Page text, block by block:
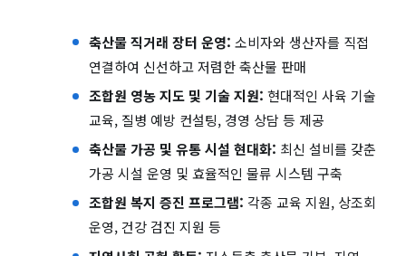
축산물 직거래 장터 운영: 소비자와 생산자를 직접
연결하여 신선하고 저렴한 축산물 판매
조합원 영농 지도 및 기술 지원: 현대적인 사육 기술
교육, 질병 예방 컨설팅, 경영 상담 등 제공
축산물 가공 및 유통 시설 현대화: 최신 설비를 갖춘
가공 시설 운영 및 효율적인 물류 시스템 구축
조합원 복지 증진 프로그램: 각종 교육 지원, 상조회
운영, 건강 검진 지원 등